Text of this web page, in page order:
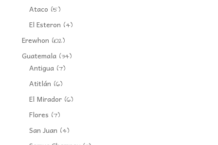
Ataco (5)
El Esteron (4)
Erewhon (102)
Guatemala(34)
Antigua(7)
Atitlán (6)
El Mirador(6)
Flores (7)
San Juan (4)